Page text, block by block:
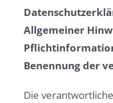
Allgemeiner
Benennung der
Die